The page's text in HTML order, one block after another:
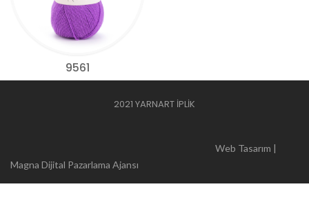
9561
2021 YARNART İPLİK
Web Tasarım |
Magna Dijital Pazarlama Ajansı